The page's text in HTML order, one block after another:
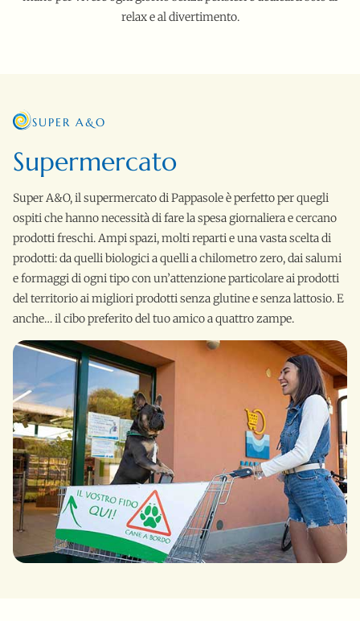
relax e al divertimento.
Supermercato
SUPER A&O
Super A&O, il supermercato di Pappasole è perfetto per quegli
ospiti che hanno necessità di fare la spesa giornaliera e cercano
prodotti freschi. Ampi spazi, molti reparti e una vasta scelta di
prodotti: da quelli biologici a quelli a chilometro zero, dai salumi
e formaggi di ogni tipo con un’attenzione particolare ai prodotti
del territorio ai migliori prodotti senza glutine e senza lattosio. E
anche… il cibo preferito del tuo amico a quattro zampe.